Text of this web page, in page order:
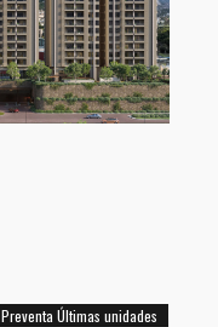
PreventaÚltimas unidades